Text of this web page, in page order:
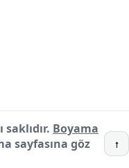
Boyama
sayfasına göz
↑